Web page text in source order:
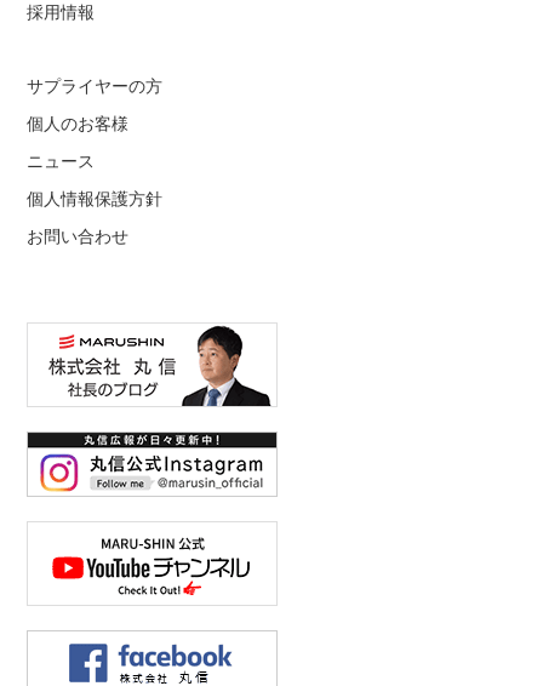
採用情報
サプライヤーの方
個人のお客様
ニュース
個人情報保護方針
お問い合わせ